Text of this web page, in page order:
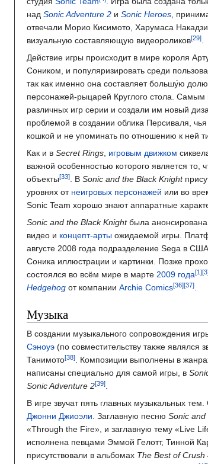
над Sonic Adventure 2 и Sonic Heroes ,
отвечали Морио Кисимото, Харумаса
визуальную составляющую видеороликов
Действие игры происходит в мире короля
Соником, и популяризировать среди
так как именно она составляет большу́ю
персонажей-рыцарей Круглого стола.
различных игр серии и создали им новый
проблемой в создании облика Персиваля,
кошкой и не упоминать по отношению к ней
Как и в Secret Rings игровым движком
важной особенностью которого является
объекты
. В Sonic and the Black Knight
уровнях от неигровых персонажей или во
Sonic Team хорошо знают аппаратные
Sonic and the Black Knightбыла анонсирована
видео и концепт-арты ожидаемой игры.
августе 2008 года подразделение Sega в
Соника иллюстрации и картинки. Позже
состоялся во всём мире в марте 2009 года
Hedgehog от компании Archie Comics
Музыка
В создании музыкального сопровождения
Сэноуэ (по совместительству также являлся
Танимото
. Композиции выполнены в
написаны специально для самой игры, в
Sonic Adventure 2
В игре звучат пять главных музыкальных
Джонни Джиоэли . Заглавную песню Sonic and
«Through the Fire», и заглавную тему «Live
исполнена певцами Эммой Гелотт, Тинной
присутствовали в альбомах The Best of